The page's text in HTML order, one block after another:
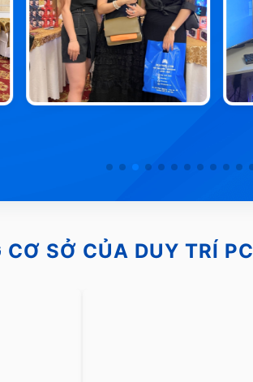
CƠ SỞ CỦA DUY TRÍ PC